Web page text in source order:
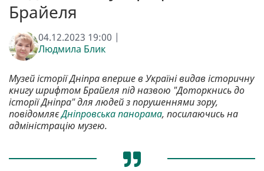
Брайеля
04.12.2023 19:00 |
Людмила Блик
Музей історії Дніпра вперше в Україні видав історичну
книгу шрифтом Брайеля під назвою "Доторкнись до
історії Дніпра" для людей з порушеннями зору,
повідомляєДніпровська панорама, посилаючись на
адміністрацію музею.